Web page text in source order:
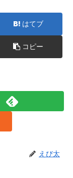
はてブ
コピー
えび太